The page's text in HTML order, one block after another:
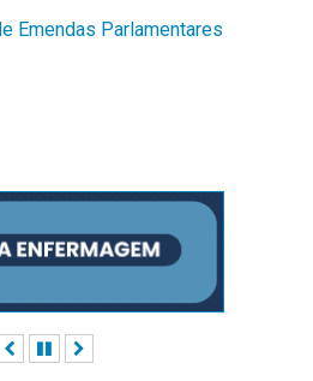
Emendas Parlamentares
AnteriorPausar